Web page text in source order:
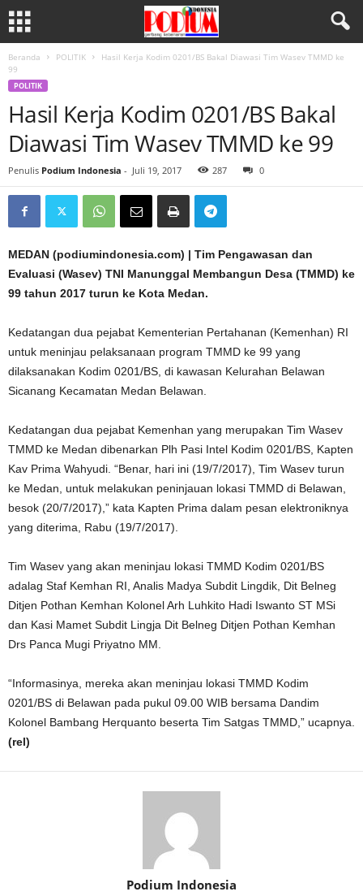
Beranda POLITIK
Hasil Kerja Kodim 0201/BS Bakal Diawasi Tim Wasev TMMD ke
99
POLITIK
Hasil Kerja Kodim 0201/BS Bakal
Diawasi Tim Wasev TMMD ke 99
Penulis Podium Indonesia - Juli 19, 2017 287 0
MEDAN (podiumindonesia.com) | Tim Pengawasan dan
Evaluasi (Wasev) TNI Manunggal Membangun Desa (TMMD) ke
99 tahun 2017 turun ke Kota Medan.
Kedatangan dua pejabat Kementerian Pertahanan (Kemenhan) RI
untuk meninjau pelaksanaan program TMMD ke 99 yang
dilaksanakan Kodim 0201/BS, di kawasan Kelurahan Belawan
Sicanang Kecamatan Medan Belawan.
Kedatangan dua pejabat Kemenhan yang merupakan Tim Wasev
TMMD ke Medan dibenarkan Plh Pasi Intel Kodim 0201/BS, Kapten
Kav Prima Wahyudi. “Benar, hari ini (19/7/2017), Tim Wasev turun
ke Medan, untuk melakukan peninjauan lokasi TMMD di Belawan,
besok (20/7/2017),” kata Kapten Prima dalam pesan elektroniknya
yang diterima, Rabu (19/7/2017).
Tim Wasev yang akan meninjau lokasi TMMD Kodim 0201/BS
adalag Staf Kemhan RI, Analis Madya Subdit Lingdik, Dit Belneg
Ditjen Pothan Kemhan Kolonel Arh Luhkito Hadi Iswanto ST MSi
dan Kasi Mamet Subdit Lingja Dit Belneg Ditjen Pothan Kemhan
Drs Panca Mugi Priyatno MM.
“Informasinya, mereka akan meninjau lokasi TMMD Kodim
0201/BS di Belawan pada pukul 09.00 WIB bersama Dandim
Kolonel Bambang Herquanto beserta Tim Satgas TMMD,” ucapnya.
(rel)
Podium Indonesia